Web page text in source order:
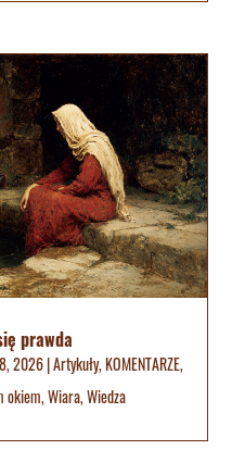
prawda
2026|Artykuły,KOMENTARZE,
okiem,Wiara,Wiedza